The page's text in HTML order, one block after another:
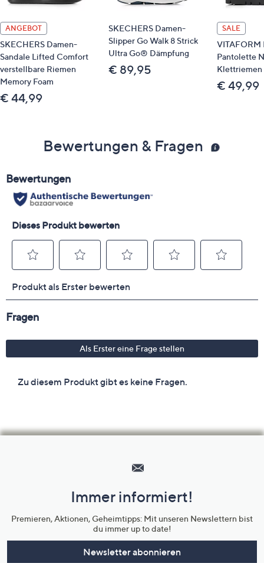
ANGEBOT
SKECHERS Damen-
Sandale Lifted Comfort
verstellbare Riemen
Memory Foam
€ 44,99
SKECHERS Damen-
Slipper Go Walk 8 Strick
Ultra Go® Dämpfung
€ 89,95
SALE
VITAFORM
Pantolette
Klettriemen
€ 49,99
Bewertungen & Fragen
Unternehmensinformationen
Immer informiert!
Premieren, Aktionen, Geheimtipps: Mit unseren Newslettern bist
du immer up to date!
Newsletter abonnieren